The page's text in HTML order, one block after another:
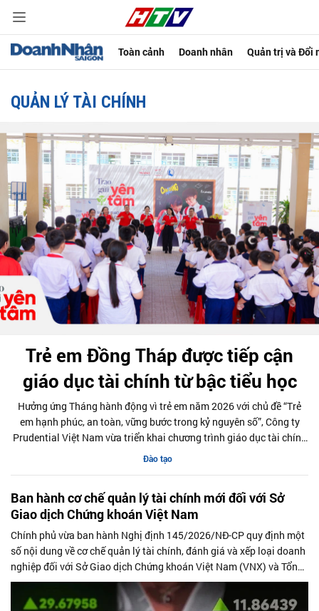
Toàn cảnh Doanh nhân Quản trị và Đổi
QUẢN LÝ TÀI CHÍNH
Trẻ em Đồng Tháp được tiếp cận
giáo dục tài chính từ bậc tiểu học
Hưởng ứng Tháng hành động vì trẻ em năm 2026 với chủ đề “Trẻ
em hạnh phúc, an toàn, vững bước trong kỷ nguyên số”, Công ty
Prudential Việt Nam vừa triển khai chương trình giáo dục tài chính
Cha-Ching tại Trường Tiểu học Xuân Đông, tỉnh Đồng Tháp.
Đào tạo
Ban hành cơ chế quản lý tài chính mới đối với Sở
Giao dịch Chứng khoán Việt Nam
Chính phủ vừa ban hành Nghị định 145/2026/NĐ-CP quy định một
số nội dung về cơ chế quản lý tài chính, đánh giá và xếp loại doanh
nghiệp đối với Sở Giao dịch Chứng khoán Việt Nam (VNX) và Tổng
công ty Lưu ký và Bù trừ chứng khoán Việt Nam (VSDC). Nghị định
có hiệu lực từ ngày 22/6/2026 và áp dụng từ năm tài chính 2026.